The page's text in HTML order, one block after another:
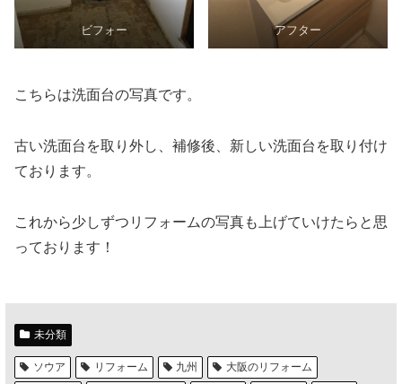
ビフォー アフター
こちらは洗面台の写真です。
古い洗面台を取り外し、補修後、新しい洗面台を取り付け
ております。
これから少しずつリフォームの写真も上げていけたらと思
っております！
未分類
ソウア リフォーム 九州
大阪のリフォーム